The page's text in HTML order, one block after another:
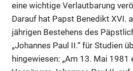
eine wichtige Verlautbarung
Darauf hat Papst Benedikt XVI.
jährigen Bestehens des
„Johannes Paul II.“ für Studien
hingewiesen: „Am 13. Mai